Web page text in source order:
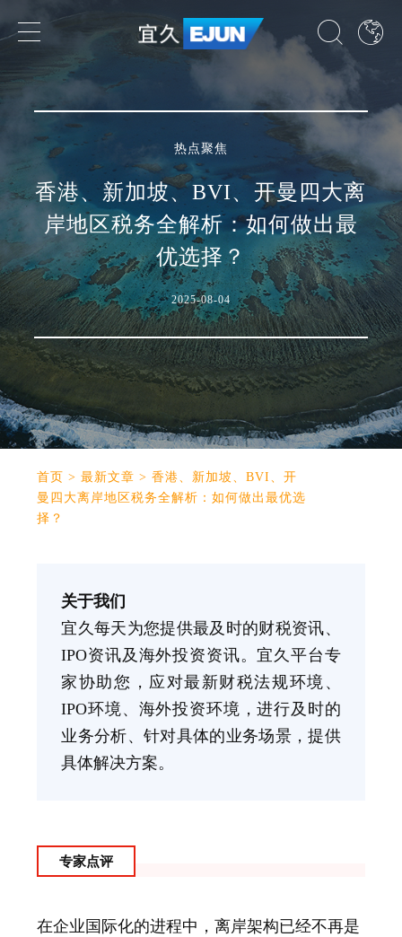
热点聚焦
香港、新加坡、BVI、开曼四大离
岸地区税务全解析：如何做出最
优选择？
2025-08-04
首页 >最新文章 >香港、新加坡、BVI、开
曼四大离岸地区税务全解析：如何做出最优选
择？
关于我们
宜久每天为您提供最及时的财税资讯、
IPO资讯及海外投资资讯。宜久平台专
家协助您，应对最新财税法规环境、
IPO环境、海外投资环境，进行及时的
业务分析、针对具体的业务场景，提供
具体解决方案。
专家点评
在企业国际化的进程中，离岸架构已经不再是
行业领域
国家
了解我们的专业领域